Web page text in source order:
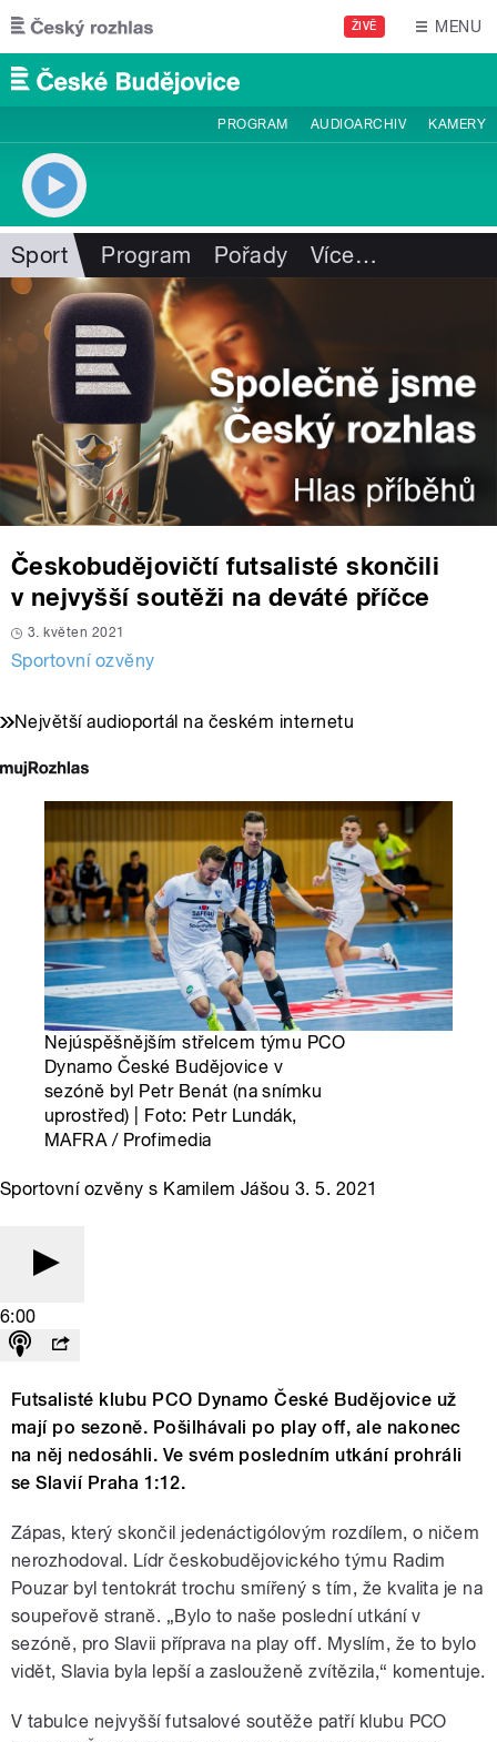
Přejít k hlavnímu obsahu
ŽIVĚ MENU
PROGRAM AUDIOARCHIV KAMERY
Sport Program Pořady Více…
Českobudějovičtí futsalisté skončili
v nejvyšší soutěži na deváté příčce
3. květen 2021
Sportovní ozvěny
Největší audioportál na českém internetu
Nejúspěšnějším střelcem týmu PCO
Dynamo České Budějovice v
sezóně byl Petr Benát (na snímku
uprostřed) | Foto: Petr Lundák,
MAFRA / Profimedia
Sportovní ozvěny s Kamilem Jášou 3. 5. 2021
6:00
Futsalisté klubu PCO Dynamo České Budějovice už
mají po sezoně. Pošilhávali po play off, ale nakonec
na něj nedosáhli. Ve svém posledním utkání prohráli
se Slavií Praha 1:12.
Zápas, který skončil jedenáctigólovým rozdílem, o ničem
nerozhodoval. Lídr českobudějovického týmu Radim
Pouzar byl tentokrát trochu smířený s tím, že kvalita je na
soupeřově straně. „Bylo to naše poslední utkání v
sezóně, pro Slavii příprava na play off. Myslím, že to bylo
vidět, Slavia byla lepší a zaslouženě zvítězila,“ komentuje.
V tabulce nejvyšší futsalové soutěže patří klubu PCO